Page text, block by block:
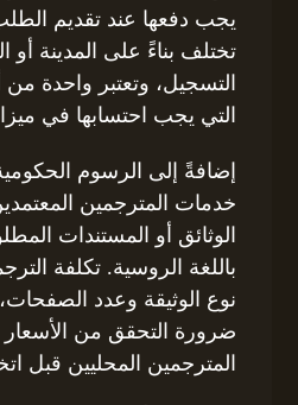
يجب دفعها عند تقديم
تختلف بناءً على المدينة أو
التسجيل، وتعتبر واحدة من
التي يجب احتسابها في
إضافةً إلى الرسوم
خدمات المترجمين
الوثائق أو المستندات
باللغة الروسية. تكلفة
نوع الوثيقة وعدد
ضرورة التحقق من
المترجمين المحليين قبل